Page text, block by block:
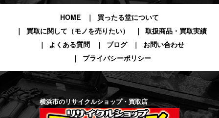
HOME
買ったる堂について
買取に関して（モノを売りたい）
取扱商品・買取実績
よくある質問
ブログ
お問い合わせ
プライバシーポリシー
横浜市のリサイクルショップ・買取店